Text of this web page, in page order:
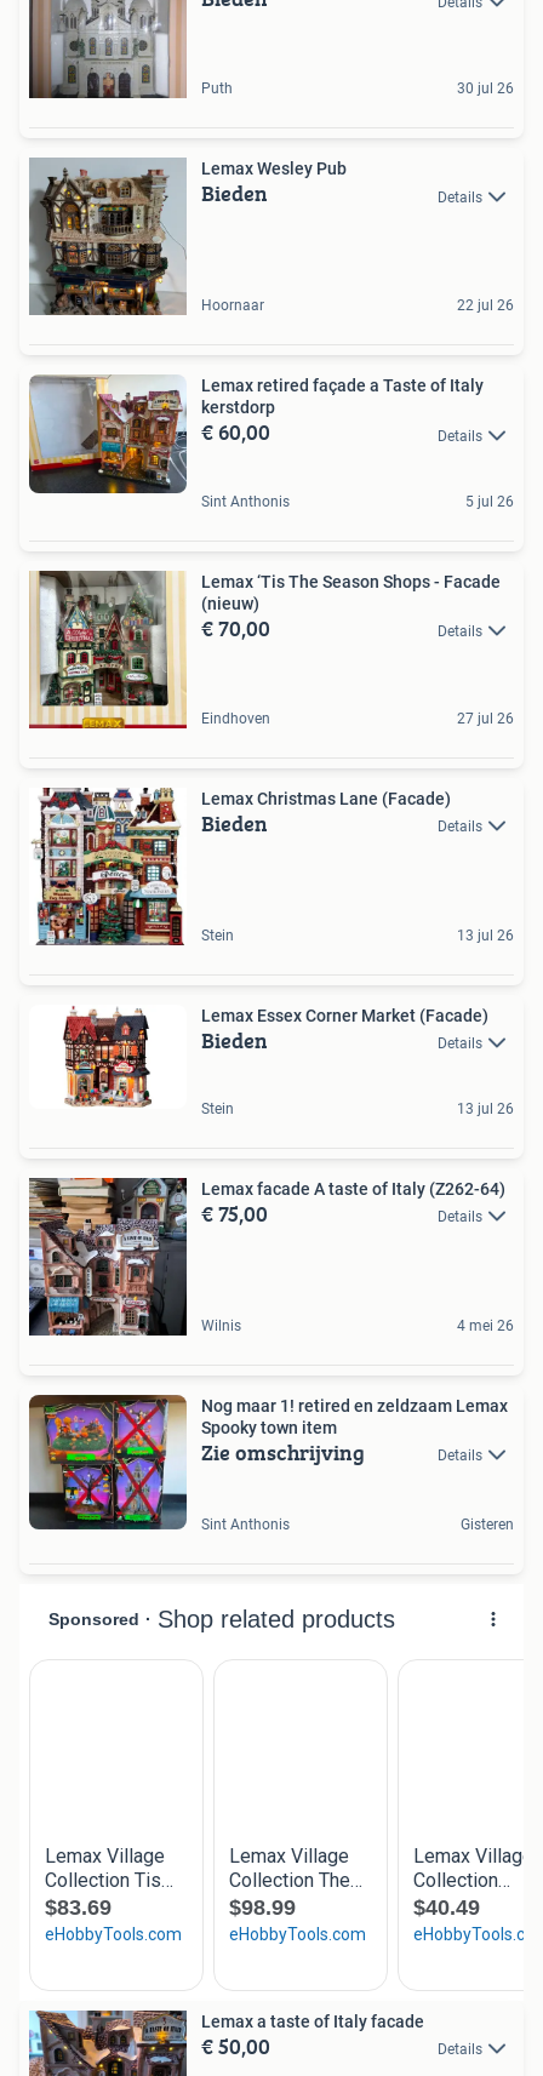
Puth 30 jul 26
Lemax Wesley Pub
Bieden Details
Hoornaar 22 jul 26
Lemax retired façade a Taste of Italy
kerstdorp
€ 60,00 Details
Sint Anthonis 5 jul 26
Lemax ‘Tis The Season Shops - Facade
(nieuw)
€ 70,00 Details
Eindhoven 27 jul 26
Lemax Christmas Lane (Facade)
Bieden Details
Stein 13 jul 26
Lemax Essex Corner Market (Facade)
Bieden Details
Stein 13 jul 26
Lemax facade A taste of Italy (Z262-64)
€ 75,00 Details
Wilnis 4 mei 26
Nog maar 1! retired en zeldzaam Lemax
Spooky town item
Zie omschrijving Details
Sint Anthonis Gisteren
Lemax a taste of Italy facade
€ 50,00 Details